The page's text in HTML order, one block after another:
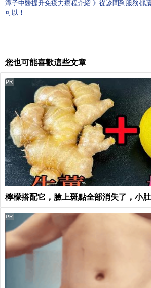
潭子中醫提升免疫力療程介紹 》從診間到服務都
可以！
您也可能喜歡這些文章
檸檬搭配它，臉上斑點全部消失了，小
PR
PR